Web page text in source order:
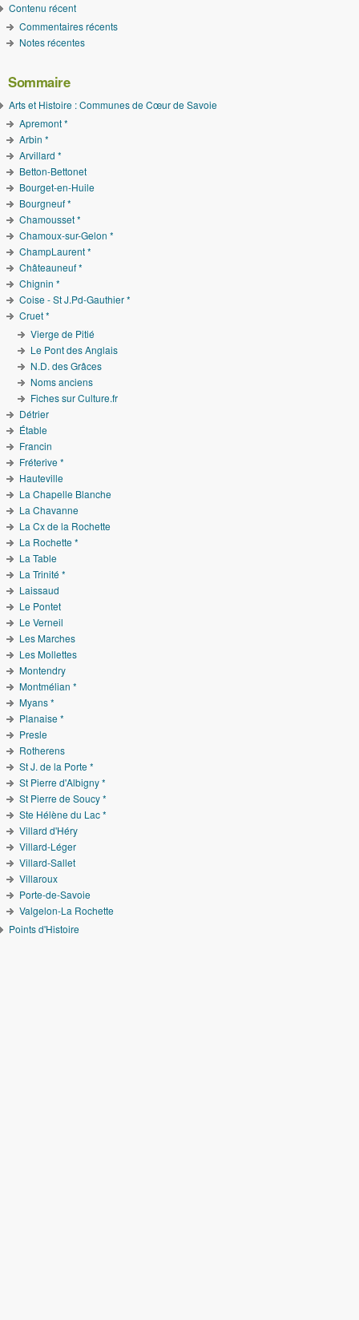
Contenu récent
Commentaires récents
Notes récentes
Sommaire
Arts et Histoire : Communes de Cœur de Savoie
Apremont *
Arbin *
Arvillard *
Betton-Bettonet
Bourget-en-Huile
Bourgneuf *
Chamousset *
Chamoux-sur-Gelon *
ChampLaurent *
Châteauneuf *
Chignin *
Coise - St J.Pd-Gauthier *
Cruet *
Vierge de Pitié
Le Pont des Anglais
N.D. des Grâces
Noms anciens
Fiches sur Culture.fr
Détrier
Étable
Francin
Fréterive *
Hauteville
La Chapelle Blanche
La Chavanne
La Cx de la Rochette
La Rochette *
La Table
La Trinité *
Laissaud
Le Pontet
Le Verneil
Les Marches
Les Mollettes
Montendry
Montmélian *
Myans *
Planaise *
Presle
Rotherens
St J. de la Porte *
St Pierre d'Albigny *
St Pierre de Soucy *
Ste Hélène du Lac *
Villard d'Héry
Villard-Léger
Villard-Sallet
Villaroux
Porte-de-Savoie
Valgelon-La Rochette
Points d'Histoire